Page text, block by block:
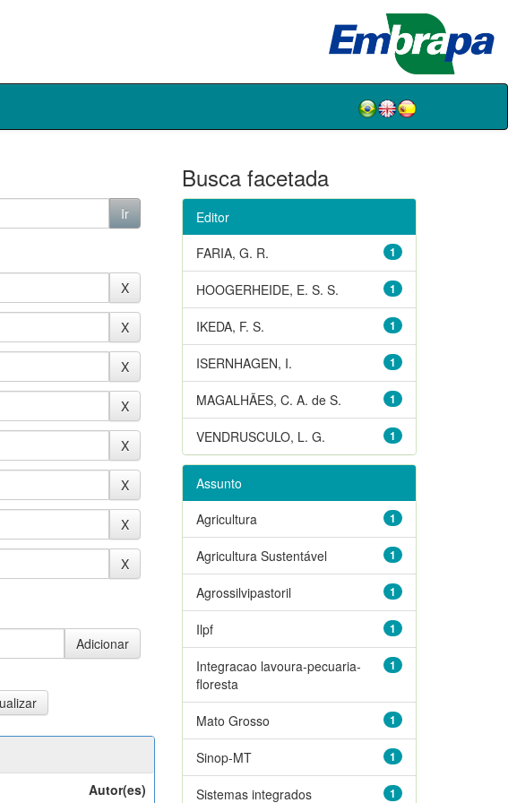
Autor(es)
Busca facetada
Editor
1
FARIA, G. R.
1
HOOGERHEIDE, E. S. S.
1
IKEDA, F. S.
1
ISERNHAGEN, I.
1
MAGALHÃES, C. A. de S.
1
VENDRUSCULO, L. G.
Assunto
1
Agricultura
1
Agricultura Sustentável
1
Agrossilvipastoril
1
Ilpf
1
Integracao lavoura-pecuaria-
floresta
1
Mato Grosso
1
Sinop-MT
1
Sistemas integrados